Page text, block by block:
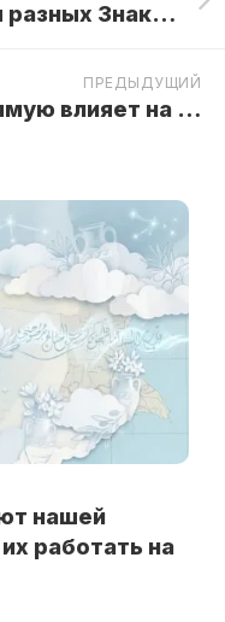
Как ведут себя женщины разных Знаков Зодиака в браке?
ПРЕДЫДУЩИЙ
Время рождения напрямую влияет на будущий характер человека
нашей
работать на